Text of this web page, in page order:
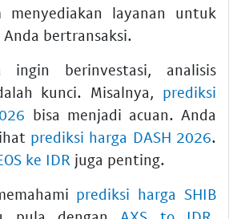
menyediakan layanan untuk
bertransaksi.
ingin berinvestasi, analisis
kunci. Misalnya, prediksi
bisa menjadi acuan. Anda
prediksi harga DASH 2026.
ke IDR juga penting.
prediksi harga SHIB